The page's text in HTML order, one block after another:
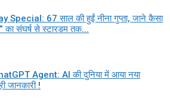
67 साल की हुईं नीना गुप्ता, जाने कैसा
का संघर्ष से स्टारडम तक...
Agent: AI की दुनिया में आया नया
जानकारी !